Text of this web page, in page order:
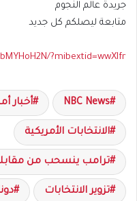
جريدة عالم النجوم
متابعة ليصلكم كل جديد
?mibextid=wwXIfr
NBC News أخبار
الانتخابات الأمريكية
ترامب ينسحب من مقابلة
تزوير الانتخابات